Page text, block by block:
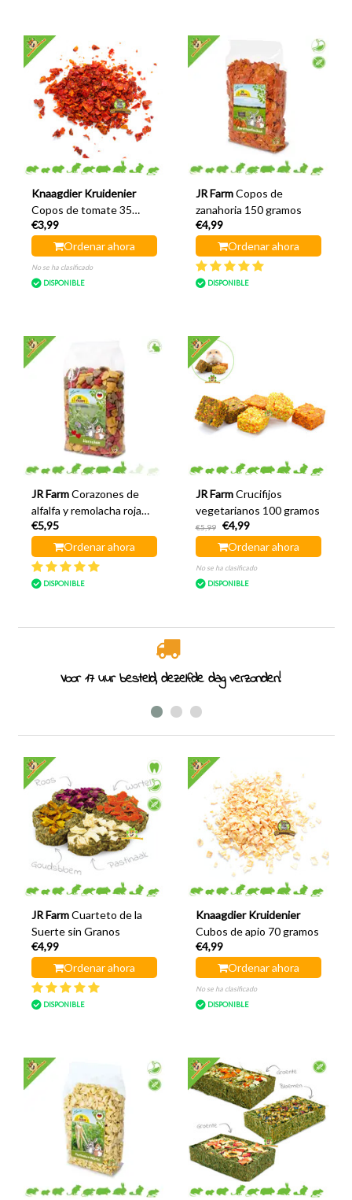
Knaagdier Kruidenier
Copos de tomate 35
gramos
€3,99
Ordenar ahora
No se ha clasificado
DISPONIBLE
JR Farm Copos de
zanahoria 150 gramos
€4,99
Ordenar ahora
DISPONIBLE
JR Farm Corazones de
alfalfa y remolacha roja
200 gramos
€5,95
Ordenar ahora
DISPONIBLE
JR Farm Crucifijos
vegetarianos 100 gramos
€5,99
€4,99
Ordenar ahora
No se ha clasificado
DISPONIBLE
Especialistas en roedores desde 2011
JR Farm Cuarteto de la
Suerte sin Granos
€4,99
Ordenar ahora
DISPONIBLE
Knaagdier Kruidenier
Cubos de apio 70 gramos
€4,99
Ordenar ahora
No se ha clasificado
DISPONIBLE